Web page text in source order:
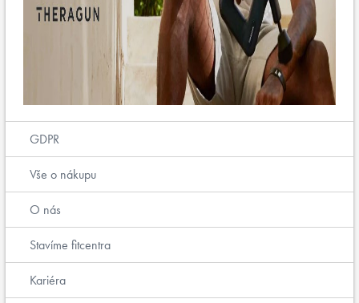
GDPR
Vše o nákupu
O nás
Stavíme fitcentra
Kariéra